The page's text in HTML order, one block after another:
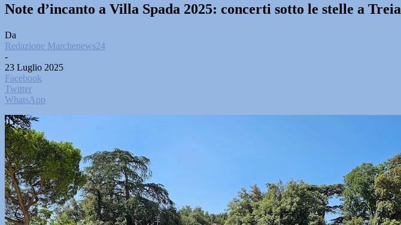
Note d’incanto a Villa Spada 2025: concerti sotto le stelle a Treia
Da
Redazione Marchenews24
-
23 Luglio 2025
Facebook
Twitter
WhatsApp